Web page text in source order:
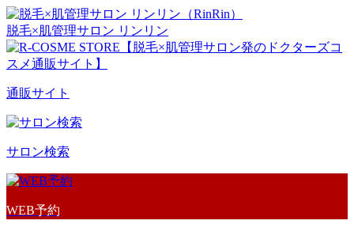
脱毛×肌管理サロン リンリン
通販サイト
サロン検索
WEB予約